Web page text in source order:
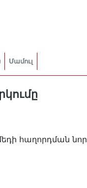
Մամուլ
հաղորդման նոր